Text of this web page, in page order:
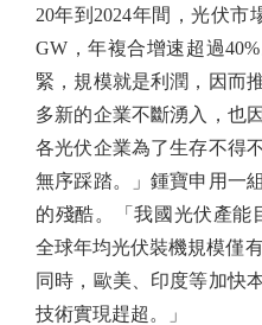
20年到2024年間，光伏市
GW，年複合增速超過
緊，規模就是利潤，因而
多新的企業不斷湧入，也
各光伏企業為了生存不得
無序踩踏。」鍾寶申用一
的殘酷。「我國光伏產能
全球年均光伏裝機規模僅
同時，歐美、印度等加快
技術實現趕超。」